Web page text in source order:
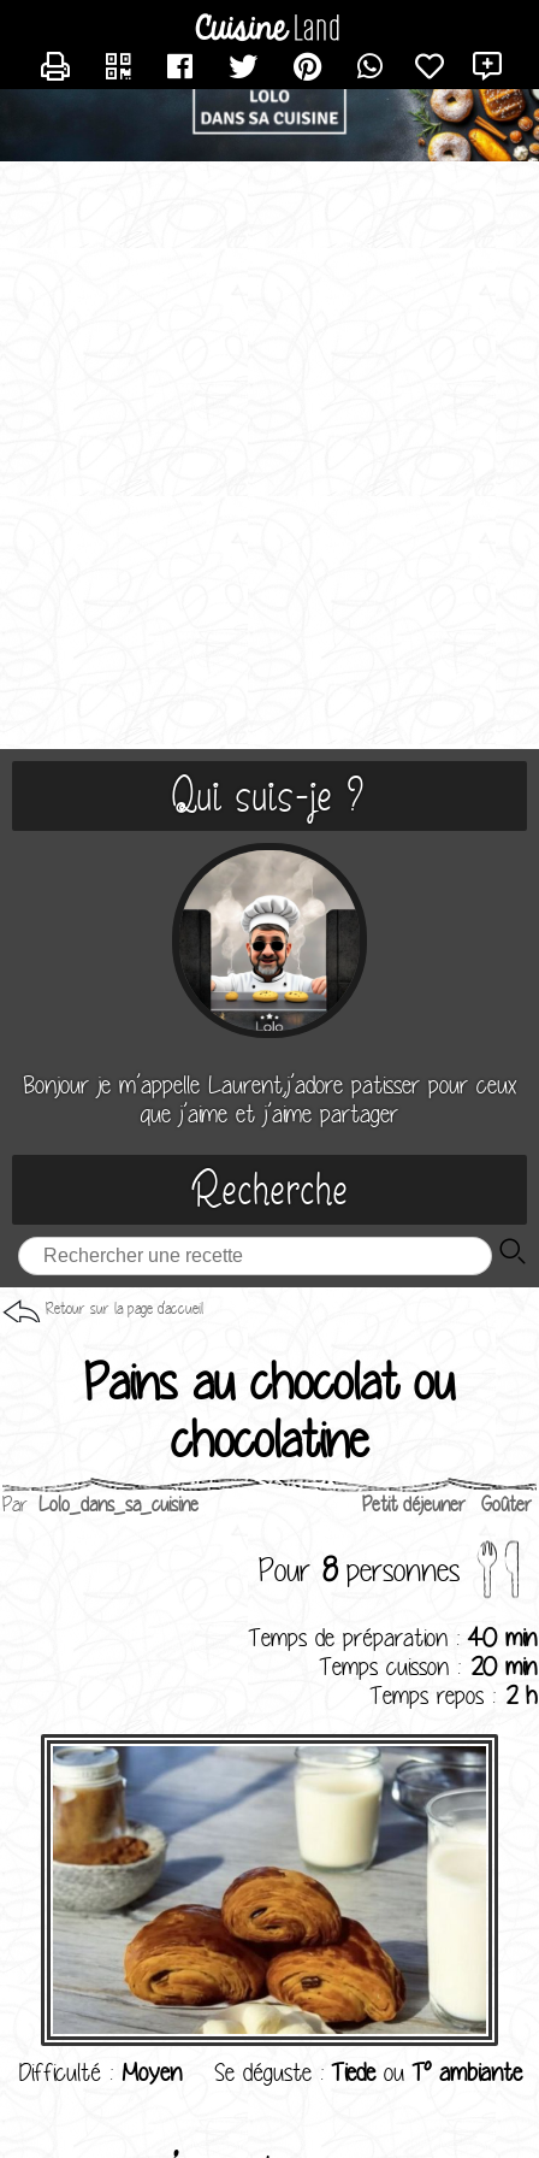
Qui suis-je ?
Bonjour je m’appelle Laurent,j’adore patisser pour ceux
que j’aime et j’aime partager
Recherche
Retour sur la page d'accueil
Pains au chocolat ou
chocolatine
Par Lolo_dans_sa_cuisine Petit déjeuner Goûter
Pour 8personnes
Temps de préparation :40 min
Temps cuisson : 20 min
Temps repos : 2 h
Difficulté : Moyen Se déguste :TiedeouT° ambiante
CONTACTER LOLO_DANS_SA_CUISINE